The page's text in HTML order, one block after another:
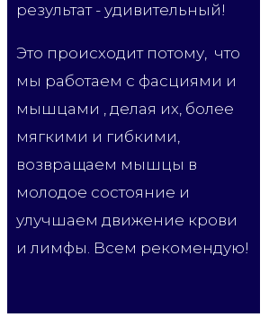
результат - удивительный!
Это происходит потому, что
мы работаем с фасциями и
мышцами , делая их, более
мягкими и гибкими,
возвращаем мышцы в
молодое состояние и
улучшаем движение крови
и лимфы. Всем рекомендую!